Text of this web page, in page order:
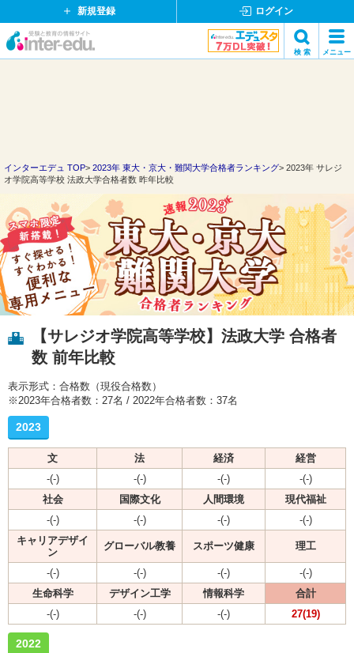
新規登録 ログイン
イ
ド
ッ
ト
コ
ム
検 索 メニュー
インターエデュ TOP 2023年 東大・京大・難関大学合格者ランキング
2023年 サレジ
オ学院高等学校 法政大学合格者数 昨年比較
【サレジオ学院高等学校】法政大学 合格者
数 前年比較
表示形式：合格数（現役合格数）
※2023年合格者数：27名 / 2022年合格者数：37名
2023
文 法 経済
経営
-(-)
-(-) -(-)
-(-)
社会
国際文化 人間環境
現代福祉
-(-)
-(-) -(-)
-(-)
キャリアデザイ
ン
グローバル教養 スポーツ健康 理工
-(-) -(-) -(-)
-(-)
生命科学
デザイン工学 情報科学
合計
-(-)
-(-) -(-) 27(19)
2022